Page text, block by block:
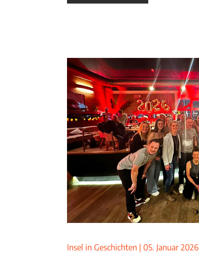
Insel in Geschichten 05. Januar 2026